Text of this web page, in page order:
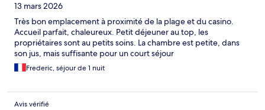
13 mars 2026
Très bon emplacement à proximité de la plage et du casino.
Accueil parfait, chaleureux. Petit déjeuner au top, les
propriétaires sont au petits soins. La chambre est petite, dans
son jus, mais suffisante pour un court séjour
Frederic, séjour de 1 nuit
Avis vérifié